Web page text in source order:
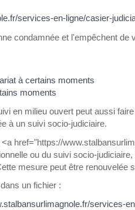
services-en-ligne/casier-
condamnée et l'empêchent de
à certains moments
moments
en milieu ouvert peut aussi
à un suivi socio-judiciaire.
href="https://
ou du suivi socio-
mesure peut être renouvelée
un fichier :
services-